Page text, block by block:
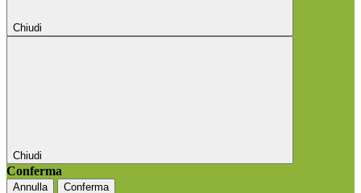
Chiudi
Chiudi
Conferma
Annulla Conferma